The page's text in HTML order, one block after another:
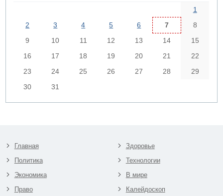
1
2
3 4 5 6 7
8
9
10 11 12 13 14
15
16
17 18 19 20 21
22
23
24 25 26 27 28
29
30
31
Главная
Политика
Экономика
Право
Здоровье
Технологии
В мире
Калейдоскоп